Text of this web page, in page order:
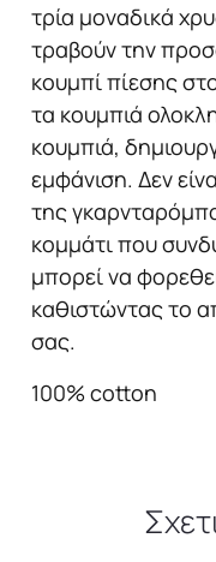
τρία μοναδικά
τραβούν την
κουμπί πίεσης
τα κουμπιά
κουμπιά,
εμφάνιση. Δεν
της
κομμάτι που
μπορεί να
καθιστώντας το
σας.
100% cotton